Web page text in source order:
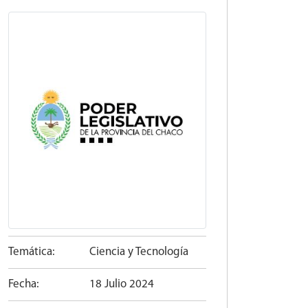
Temática: Ciencia y Tecnología
Fecha: 18 Julio 2024